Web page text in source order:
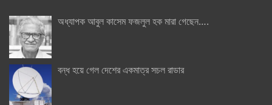
অধ্যাপক আবুল কাসেম ফজলুল হক মারা গেছেন….
বন্ধ হয়ে গেল দেশের একমাত্র সচল রাডার